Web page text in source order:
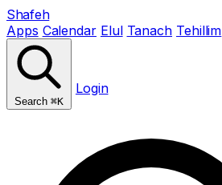
Shafeh
Apps Calendar Elul Tanach Tehillim
Search ⌘K
Login